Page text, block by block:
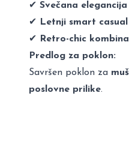
✔ Svečana elegancija
✔ Letnji smart
✔ Retro-chic
Predlog za poklon:
Savršen poklon za
poslovne prilike.